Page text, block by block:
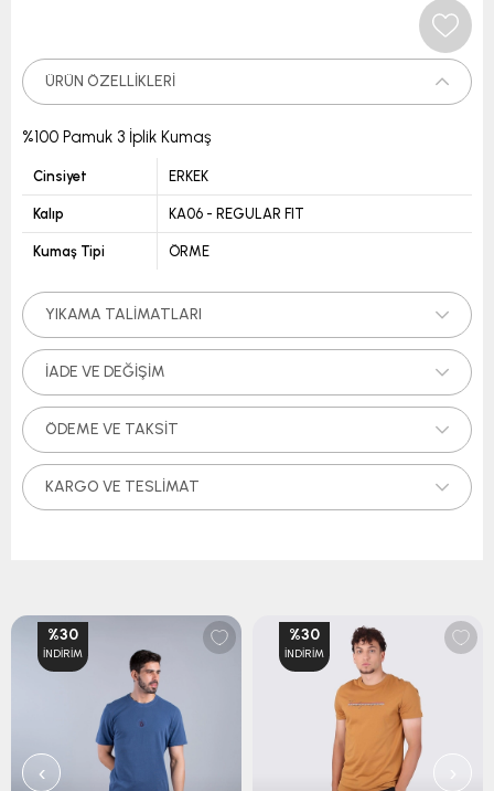
ÜRÜN ÖZELLIKLERI
%100 Pamuk 3 İplik Kumaş
Cinsiyet ERKEK
Kalıp KA06 - REGULAR FIT
Kumaş Tipi ÖRME
YIKAMA TALIMATLARI
İADE VE DEĞIŞIM
ÖDEME VE TAKSIT
KARGO VE TESLIMAT
%30
İNDIRIM
%30
İNDIRIM
‹ ›